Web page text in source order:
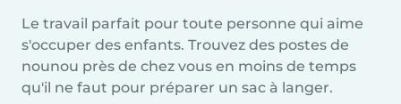
Le travail parfait pour toute personne qui aime
s'occuper des enfants. Trouvez des postes de
nounou près de chez vous en moins de temps
qu'il ne faut pour préparer un sac à langer.